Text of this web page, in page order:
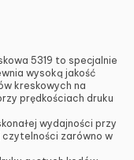
5319 to specjalnie
wysoką jakość
kreskowych na
prędkościach druku
wydajności przy
zarówno w